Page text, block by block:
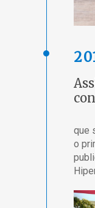
que
o